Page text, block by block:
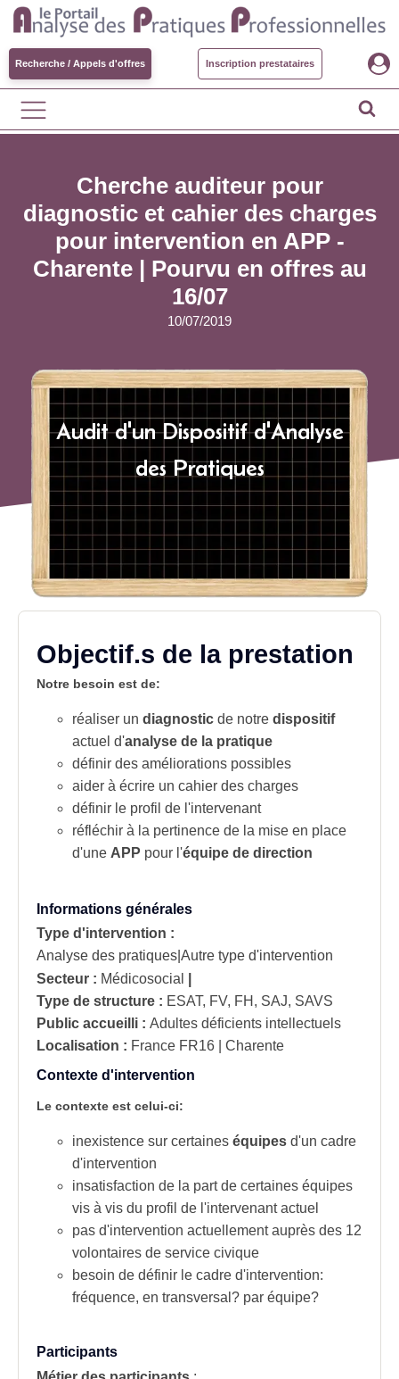
Recherche / Appels d'offres Inscription prestataires
Cherche auditeur pour
diagnostic et cahier des charges
pour intervention en APP -
Charente | Pourvu en offres au
16/07
10/07/2019
Audit d'un Dispositif d'Analyse
des Pratiques
Objectif.s de la prestation
Notre besoin est de:
réaliser un diagnostic de notre dispositif
actuel d'analyse de la pratique
définir des améliorations possibles
aider à écrire un cahier des charges
définir le profil de l'intervenant
réfléchir à la pertinence de la mise en place
d'une APP pour l'équipe de direction
Informations générales
Type d'intervention :
Analyse des pratiques|Autre type d'intervention
Secteur : Médicosocial
Type de structure : ESAT, FV, FH, SAJ, SAVS
Public accueilli : Adultes déficients intellectuels
Localisation : France FR16 | Charente
Contexte d'intervention
Le contexte est celui-ci:
inexistence sur certaines équipes d'un cadre
d'intervention
insatisfaction de la part de certaines équipes
vis à vis du profil de l'intervenant actuel
pas d'intervention actuellement auprès des 12
volontaires de service civique
besoin de définir le cadre d'intervention:
fréquence, en transversal? par équipe?
Participants